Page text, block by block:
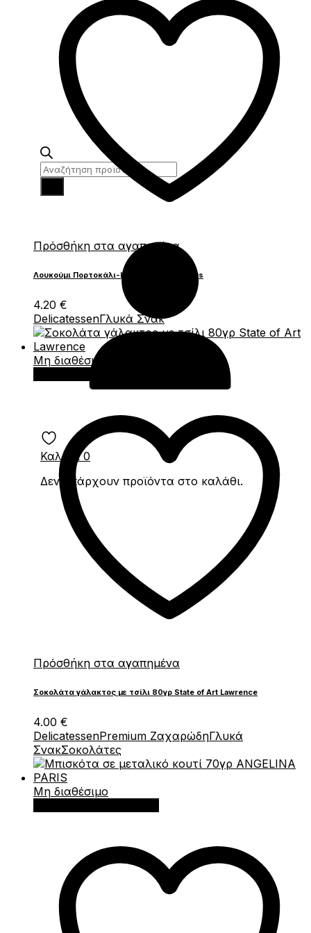
Products
search
Καλάθι 0
Δεν υπάρχουν προϊόντα στο καλάθι.
Πρόσθήκη στα αγαπημένα
Λουκούμι Πορτοκάλι-Κανέλα 200γρ Citrus
4.20 €
DelicatessenΓλυκά Σνακ
Μη διαθέσιμο
Πρόσθήκη στα αγαπημένα
Σοκολάτα γάλακτος με τσίλι 80γρ State of Art Lawrence
4.00 €
DelicatessenPremium ΖαχαρώδηΓλυκά
ΣνακΣοκολάτες
Μη διαθέσιμο